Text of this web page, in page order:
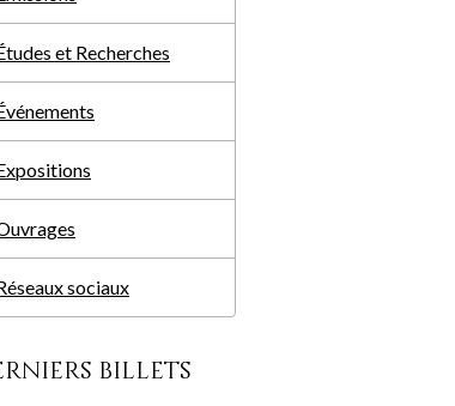
et Recherches
sociaux
billets